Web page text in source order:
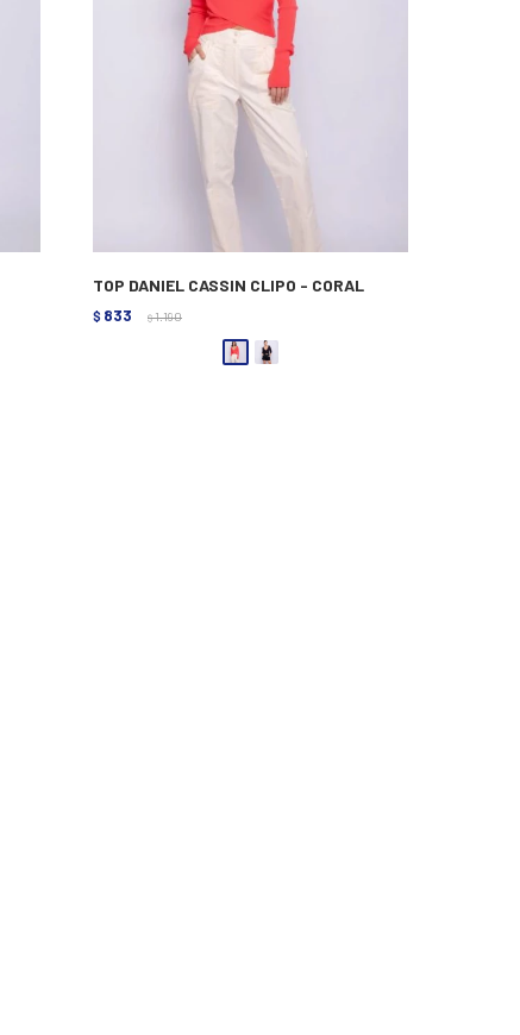
TOP DANIEL CASSIN CLIPO - CORAL
$ 833 $ 1.190